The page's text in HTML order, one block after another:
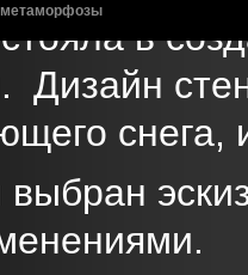
в
Дизайн
метаморфозы